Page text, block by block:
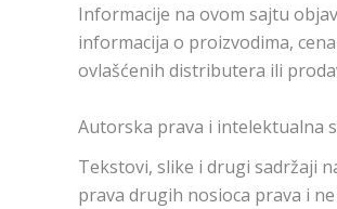
Informacije na ovom sajtu
informacija o proizvodima,
ovlašćenih distributera ili
Autorska prava i intelektualna
Tekstovi, slike i drugi sadržaji
prava drugih nosioca prava i